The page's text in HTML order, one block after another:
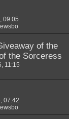
09:05
of the
the Sorceress
11:15
07:42